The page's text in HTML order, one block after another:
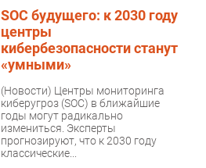
SOC будущего: к 2030 году
центры
кибербезопасности станут
«умными»
(Новости) Центры мониторинга
киберугроз (SOC) в ближайшие
годы могут радикально
измениться. Эксперты
прогнозируют, что к 2030 году
классические...